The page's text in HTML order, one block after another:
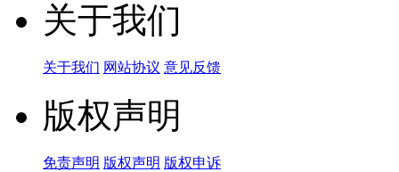
关于我们
关于我们 网站协议 意见反馈
版权声明
免责声明 版权声明 版权申诉